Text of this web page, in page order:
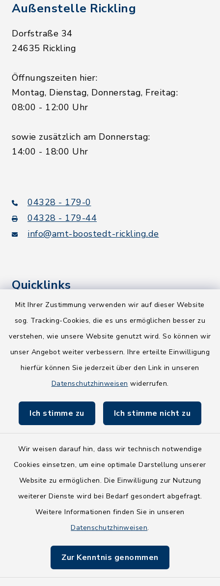
Mit Ihrer Zustimmung verwenden wir auf dieser Website
sog. Tracking-Cookies, die es uns ermöglichen besser zu
verstehen, wie unsere Website genutzt wird. So können wir
unser Angebot weiter verbessern. Ihre erteilte Einwilligung
hierfür können Sie jederzeit über den Link in unseren
Datenschutzhinweisen widerrufen.
Ich stimme zu Ich stimme nicht zu
Wir weisen darauf hin, dass wir technisch notwendige
Cookies einsetzen, um eine optimale Darstellung unserer
Website zu ermöglichen. Die Einwilligung zur Nutzung
weiterer Dienste wird bei Bedarf gesondert abgefragt.
Weitere Informationen finden Sie in unseren
Datenschutzhinweisen.
Zur Kenntnis genommen
Außenstelle Rickling
Dorfstraße 34
24635 Rickling
Öffnungszeiten hier:
Montag, Dienstag, Donnerstag, Freitag:
08:00 - 12:00 Uhr
sowie zusätzlich am Donnerstag:
14:00 - 18:00 Uhr
04328 - 179-0
04328 - 179-44
info@amt-boostedt-rickling.de
Quicklinks
Kreis Segeberg
NEU! Amtsbroschüre 2026
Holsteiner Auenland
Fundbüro
Barrierefreiheit
Impressum